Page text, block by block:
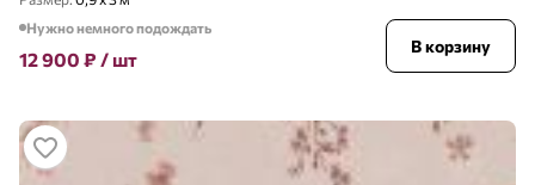
Нужно немного подождать
12 900 ₽ / шт
В корзину